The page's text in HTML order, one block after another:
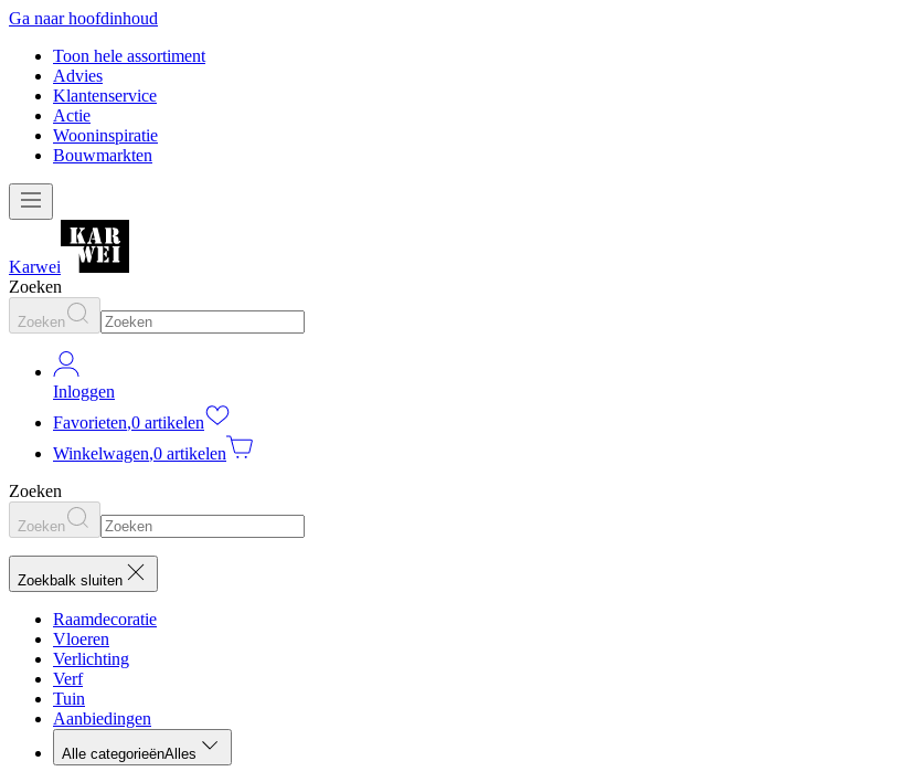
Ga naar hoofdinhoud
Toon hele assortiment
Advies
Klantenservice
Actie
Wooninspiratie
Bouwmarkten
Karwei
Zoeken
Zoeken
Inloggen
Favorieten,0 artikelen
Winkelwagen,0 artikelen
Zoeken
Zoeken
Zoekbalk sluiten
Raamdecoratie
Vloeren
Verlichting
Verf
Tuin
Aanbiedingen
Alle categorieënAlles